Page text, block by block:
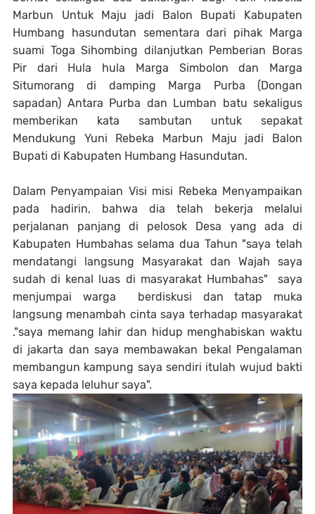
Marbun Untuk Maju jadi Balon Bupati Kabupaten
Humbang hasundutan sementara dari pihak Marga
suami Toga Sihombing dilanjutkan Pemberian Boras
Pir dari Hula hula Marga Simbolon dan Marga
Situmorang di damping Marga Purba (Dongan
sapadan) Antara Purba dan Lumban batu sekaligus
memberikan kata sambutan untuk sepakat
Mendukung Yuni Rebeka Marbun Maju jadi Balon
Bupati di Kabupaten Humbang Hasundutan.
Dalam Penyampaian Visi misi Rebeka Menyampaikan
pada hadirin, bahwa dia telah bekerja melalui
perjalanan panjang di pelosok Desa yang ada di
Kabupaten Humbahas selama dua Tahun "saya telah
mendatangi langsung Masyarakat dan Wajah saya
sudah di kenal luas di masyarakat Humbahas" saya
menjumpai warga berdiskusi dan tatap muka
langsung menambah cinta saya terhadap masyarakat
."saya memang lahir dan hidup menghabiskan waktu
di jakarta dan saya membawakan bekal Pengalaman
membangun kampung saya sendiri itulah wujud bakti
saya kepada leluhur saya".